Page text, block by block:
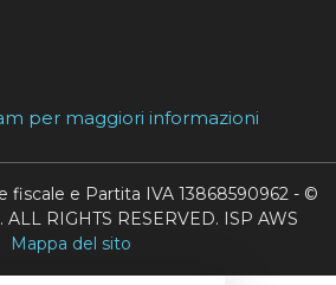
per maggiori informazioni
fiscale e Partita IVA 13868590962 - ©
RIGHTS RESERVED. ISP AWS
Mappa del sito